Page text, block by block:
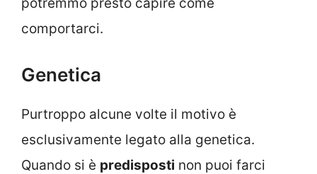
potremmo presto capire come
comportarci.
Genetica
Purtroppo alcune volte il motivo è
esclusivamente legato alla genetica.
Quando si è predisposti non puoi farci